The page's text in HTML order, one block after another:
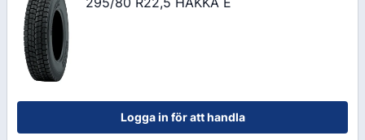
Logga in för att handla